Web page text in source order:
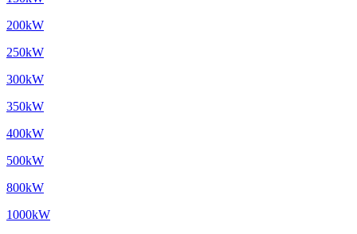
200kW
250kW
300kW
350kW
400kW
500kW
800kW
1000kW